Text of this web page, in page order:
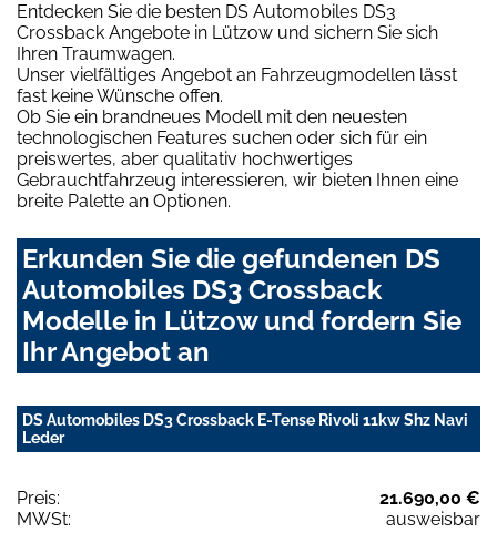
Entdecken Sie die besten DS Automobiles DS3
Crossback Angebote in Lützow und sichern Sie sich
Ihren Traumwagen.
Unser vielfältiges Angebot an Fahrzeugmodellen lässt
fast keine Wünsche offen.
Ob Sie ein brandneues Modell mit den neuesten
technologischen Features suchen oder sich für ein
preiswertes, aber qualitativ hochwertiges
Gebrauchtfahrzeug interessieren, wir bieten Ihnen eine
breite Palette an Optionen.
Erkunden Sie die gefundenen DS
Automobiles DS3 Crossback
Modelle in Lützow und fordern Sie
Ihr Angebot an
DS Automobiles DS3 Crossback E-Tense Rivoli 11kw Shz Navi
Leder
Preis:
21.690,00 €
MWSt:
ausweisbar